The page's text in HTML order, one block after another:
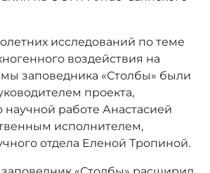
исследований по теме
воздействия на
заповедника «Столбы» были
проекта,
научной работе Анастасией
исполнителем,
отдела Еленой Тропиной.